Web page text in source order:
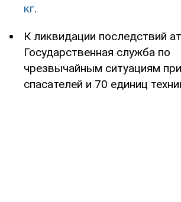
кг.
К ликвидации последствий
Государственная служба по
чрезвычайным ситуациям
спасателей и 70 единиц